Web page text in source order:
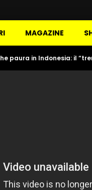
MAGAZINE
paura in Indonesia: il